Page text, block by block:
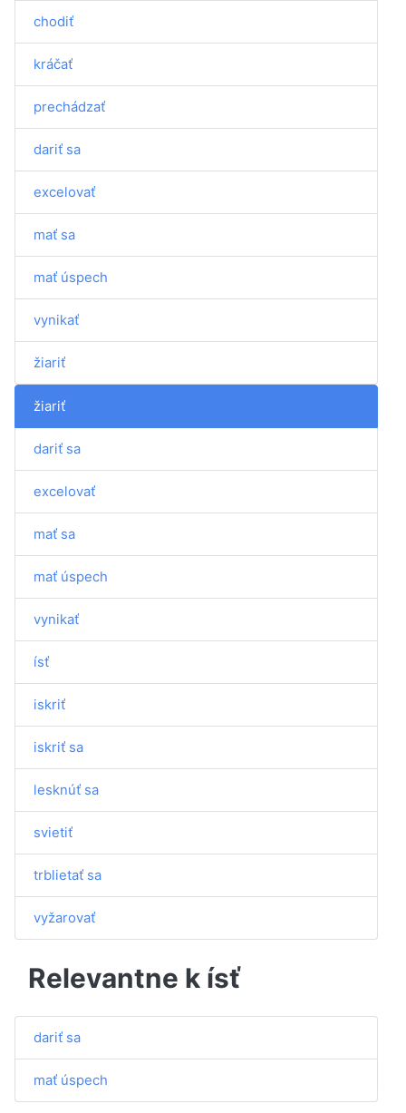
chodiť
kráčať
prechádzať
dariť sa
excelovať
mať sa
mať úspech
vynikať
žiariť
žiariť
dariť sa
excelovať
mať sa
mať úspech
vynikať
ísť
iskriť
iskriť sa
lesknúť sa
svietiť
trblietať sa
vyžarovať
Relevantne k ísť
dariť sa
mať úspech